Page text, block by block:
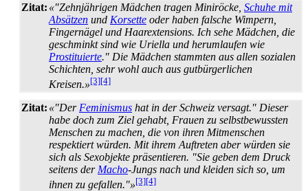
Zitat: «"Zehnjährigen Mädchen tragen Miniröcke, Schuhe mit
Absätzen und Korsette oder haben falsche Wimpern,
Fingernägel und Haar­extensions. Ich sehe Mädchen, die
geschminkt sind wie Uriella und herumlaufen wie
Prostituierte." Die Mädchen stammten aus allen sozialen
Schichten, sehr wohl auch aus gut­bürgerlichen
Kreisen.»[3][4]
Zitat: «"Der Feminismus hat in der Schweiz versagt." Dieser
habe doch zum Ziel gehabt, Frauen zu selbst­bewussten
Menschen zu machen, die von ihren Mitmenschen
respektiert würden. Mit ihrem Auftreten aber würden sie
sich als Sex­objekte präsentieren. "Sie geben dem Druck
seitens der Macho-Jungs nach und kleiden sich so, um
ihnen zu gefallen."»[3][4]